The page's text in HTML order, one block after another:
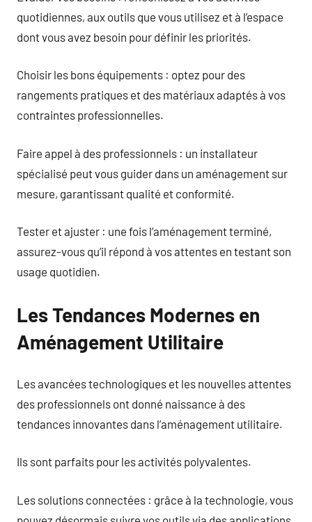
quotidiennes, aux outils que vous utilisez et à l’espace
dont vous avez besoin pour définir les priorités.
Choisir les bons équipements : optez pour des
rangements pratiques et des matériaux adaptés à vos
contraintes professionnelles.
Faire appel à des professionnels : un installateur
spécialisé peut vous guider dans un aménagement sur
mesure, garantissant qualité et conformité.
Tester et ajuster : une fois l’aménagement terminé,
assurez-vous qu’il répond à vos attentes en testant son
usage quotidien.
Les Tendances Modernes en
Aménagement Utilitaire
Les avancées technologiques et les nouvelles attentes
des professionnels ont donné naissance à des
tendances innovantes dans l’aménagement utilitaire.
Ils sont parfaits pour les activités polyvalentes.
Les solutions connectées : grâce à la technologie, vous